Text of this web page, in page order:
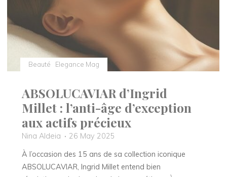
Beauté Elegance Mag
ABSOLUCAVIAR d’Ingrid
Millet : l’anti-âge d’exception
aux actifs précieux
Nina Aldeia
26 May 2025
À l’occasion des 15 ans de sa collection iconique
ABSOLUCAVIAR, Ingrid Millet entend bien